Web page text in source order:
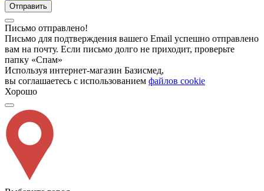
Отправить
Письмо отправлено!
Письмо для подтверждения вашего Email успешно отправлено
вам на почту. Если письмо долго не приходит, проверьте
папку «Спам»
Используя интернет-магазин Базисмед,
вы соглашаетесь с использованием файлов cookie
Хорошо